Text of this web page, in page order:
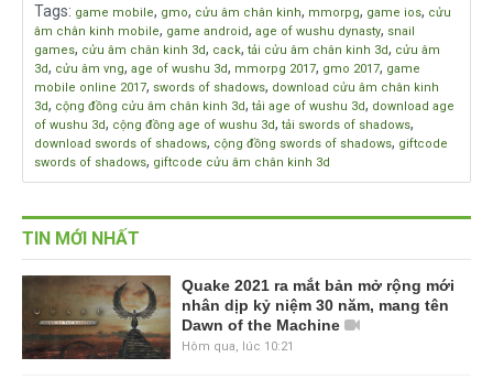
Tags: game mobile, gmo, cửu âm chân kinh, mmorpg, game ios, cửu
âm chân kinh mobile, game android, age of wushu dynasty, snail
games, cửu âm chân kinh 3d, cack, tải cửu âm chân kinh 3d, cửu âm
3d, cửu âm vng, age of wushu 3d, mmorpg 2017, gmo 2017, game
mobile online 2017, swords of shadows, download cửu âm chân kinh
3d, cộng đồng cửu âm chân kinh 3d, tải age of wushu 3d, download age
of wushu 3d, cộng đồng age of wushu 3d, tải swords of shadows,
download swords of shadows, cộng đồng swords of shadows, giftcode
swords of shadows, giftcode cửu âm chân kinh 3d
TIN MỚI NHẤT
Quake 2021 ra mắt bản mở rộng mới
nhân dịp kỷ niệm 30 năm, mang tên
Dawn of the Machine
Hôm qua, lúc 10:21